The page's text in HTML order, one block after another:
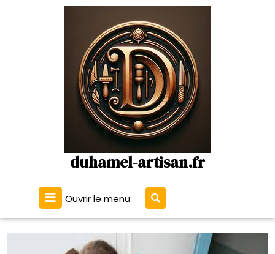
duhamel-artisan.fr
Ouvrir le menu Ouvrir
le
menu